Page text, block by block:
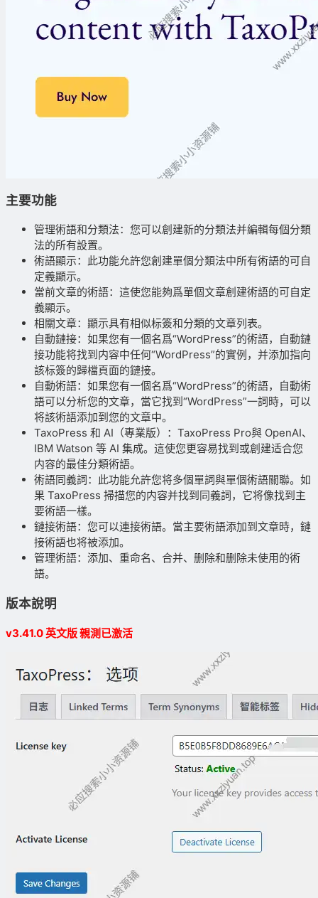
主要功能
管理術語和分類法：您可以創建新的分類法并編輯每個分類
法的所有設置。
術語顯示：此功能允許您創建單個分類法中所有術語的可自
定義顯示。
當前文章的術語：這使您能夠爲單個文章創建術語的可自定
義顯示。
相關文章：顯示具有相似标簽和分類的文章列表。
自動鏈接：如果您有一個名爲“WordPress”的術語，自動鏈
接功能将找到内容中任何“WordPress”的實例，并添加指向
該标簽的歸檔頁面的鏈接。
自動術語：如果您有一個名爲“WordPress”的術語，自動術
語可以分析您的文章，當它找到“WordPress”一詞時，可以
将該術語添加到您的文章中。
TaxoPress 和 AI（專業版）：TaxoPress Pro與 OpenAI、
IBM Watson 等 AI 集成。這使您更容易找到或創建适合您
内容的最佳分類術語。
術語同義詞：此功能允許您将多個單詞與單個術語關聯。如
果 TaxoPress 掃描您的内容并找到同義詞，它将像找到主
要術語一樣。
鏈接術語：您可以連接術語。當主要術語添加到文章時，鏈
接術語也将被添加。
管理術語：添加、重命名、合并、删除和删除未使用的術
語。
版本說明
v3.41.0 英文版 親測已激活